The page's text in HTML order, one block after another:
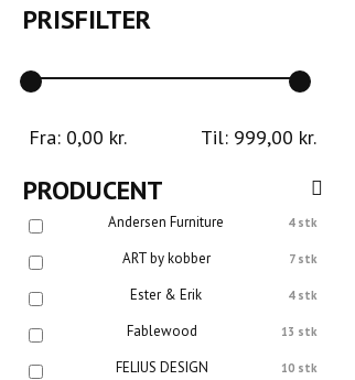
PRISFILTER
Fra: 0,00 kr. Til: 999,00 kr.
PRODUCENT
Andersen Furniture 4 stk
ART by kobber 7 stk
Ester & Erik 4 stk
Fablewood 13 stk
FELIUS DESIGN 10 stk